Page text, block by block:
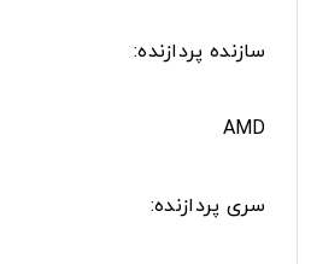
سازنده پردازنده:
AMD
سری پردازنده: